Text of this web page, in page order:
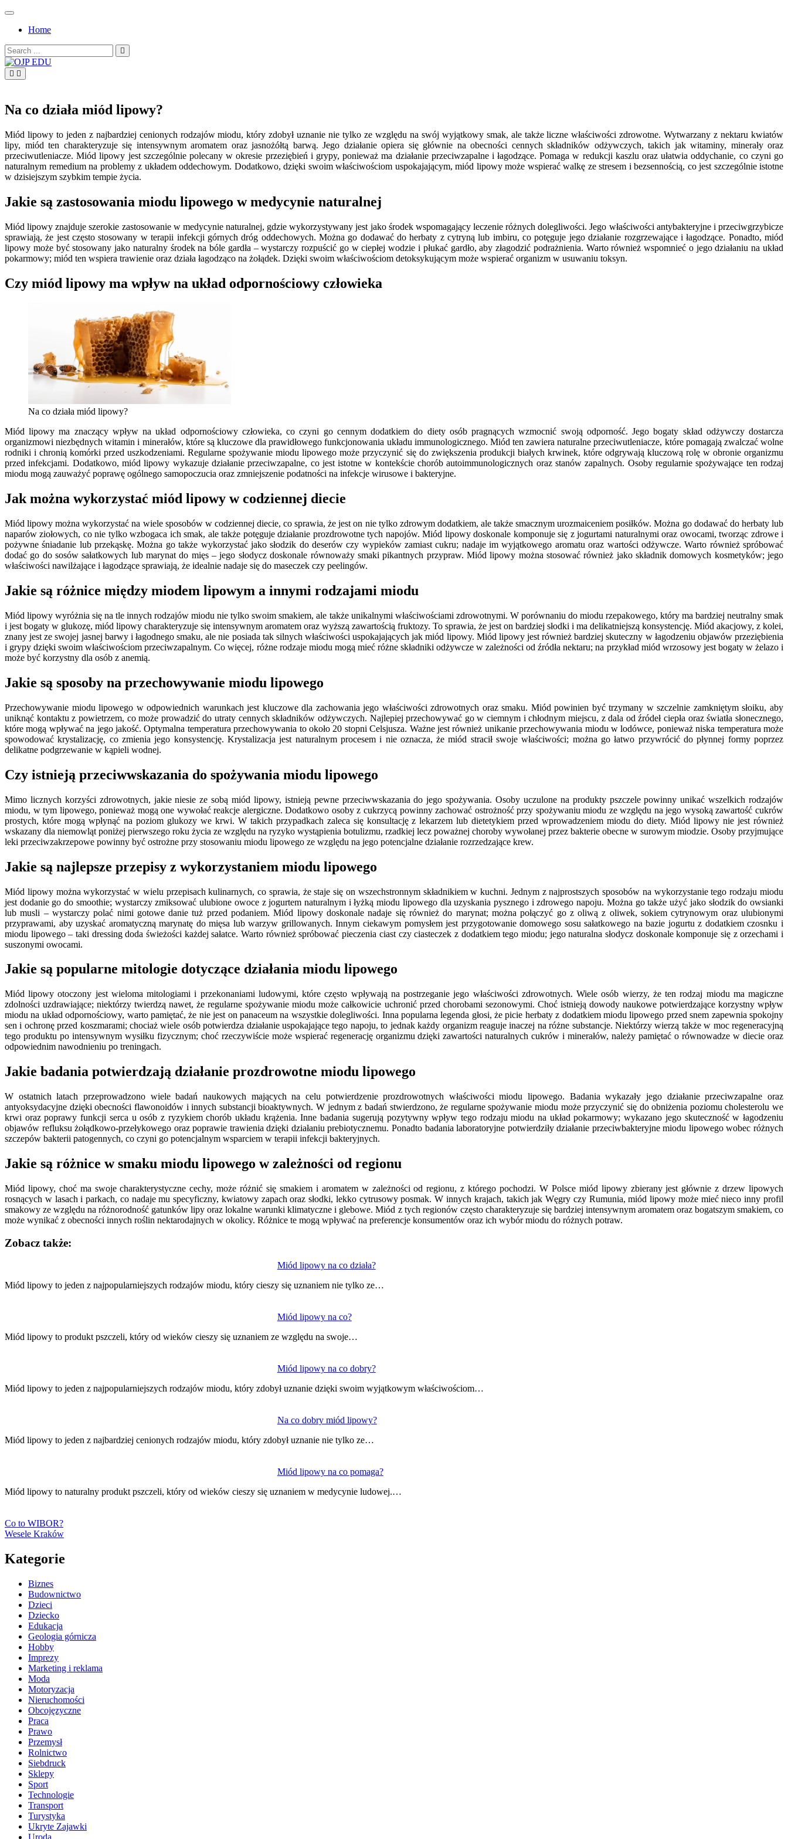
Skip
contentHome
Search
for:
Na co działa miód lipowy?
Miód lipowy to jeden z najbardziej cenionych rodzajów miodu, który zdobył uznanie nie tylko ze względu na swój wyjątkowy smak, ale także liczne właściwości zdrowotne. Wytwarzany z nektaru kwiatów
lipy, miód ten charakteryzuje się intensywnym aromatem oraz jasnożółtą barwą. Jego działanie opiera się głównie na obecności cennych składników odżywczych, takich jak witaminy, minerały oraz
przeciwutleniacze. Miód lipowy jest szczególnie polecany w okresie przeziębień i grypy, ponieważ ma działanie przeciwzapalne i łagodzące. Pomaga w redukcji kaszlu oraz ułatwia oddychanie, co czyni go
naturalnym remedium na problemy z układem oddechowym. Dodatkowo, dzięki swoim właściwościom uspokajającym, miód lipowy może wspierać walkę ze stresem i bezsennością, co jest szczególnie istotne
w dzisiejszym szybkim tempie życia.
Jakie są zastosowania miodu lipowego w medycynie naturalnej
Miód lipowy znajduje szerokie zastosowanie w medycynie naturalnej, gdzie wykorzystywany jest jako środek wspomagający leczenie różnych dolegliwości. Jego właściwości antybakteryjne i przeciwgrzybicze
sprawiają, że jest często stosowany w terapii infekcji górnych dróg oddechowych. Można go dodawać do herbaty z cytryną lub imbiru, co potęguje jego działanie rozgrzewające i łagodzące. Ponadto, miód
lipowy może być stosowany jako naturalny środek na bóle gardła – wystarczy rozpuścić go w ciepłej wodzie i płukać gardło, aby złagodzić podrażnienia. Warto również wspomnieć o jego działaniu na układ
pokarmowy; miód ten wspiera trawienie oraz działa łagodząco na żołądek. Dzięki swoim właściwościom detoksykującym może wspierać organizm w usuwaniu toksyn.
Czy miód lipowy ma wpływ na układ odpornościowy człowieka
Na co działa miód lipowy?
Miód lipowy ma znaczący wpływ na układ odpornościowy człowieka, co czyni go cennym dodatkiem do diety osób pragnących wzmocnić swoją odporność. Jego bogaty skład odżywczy dostarcza
organizmowi niezbędnych witamin i minerałów, które są kluczowe dla prawidłowego funkcjonowania układu immunologicznego. Miód ten zawiera naturalne przeciwutleniacze, które pomagają zwalczać wolne
rodniki i chronią komórki przed uszkodzeniami. Regularne spożywanie miodu lipowego może przyczynić się do zwiększenia produkcji białych krwinek, które odgrywają kluczową rolę w obronie organizmu
przed infekcjami. Dodatkowo, miód lipowy wykazuje działanie przeciwzapalne, co jest istotne w kontekście chorób autoimmunologicznych oraz stanów zapalnych. Osoby regularnie spożywające ten rodzaj
miodu mogą zauważyć poprawę ogólnego samopoczucia oraz zmniejszenie podatności na infekcje wirusowe i bakteryjne.
Jak można wykorzystać miód lipowy w codziennej diecie
Miód lipowy można wykorzystać na wiele sposobów w codziennej diecie, co sprawia, że jest on nie tylko zdrowym dodatkiem, ale także smacznym urozmaiceniem posiłków. Można go dodawać do herbaty lub
naparów ziołowych, co nie tylko wzbogaca ich smak, ale także potęguje działanie prozdrowotne tych napojów. Miód lipowy doskonale komponuje się z jogurtami naturalnymi oraz owocami, tworząc zdrowe i
pożywne śniadanie lub przekąskę. Można go także wykorzystać jako słodzik do deserów czy wypieków zamiast cukru; nadaje im wyjątkowego aromatu oraz wartości odżywcze. Warto również spróbować
dodać go do sosów sałatkowych lub marynat do mięs – jego słodycz doskonale równoważy smaki pikantnych przypraw. Miód lipowy można stosować również jako składnik domowych kosmetyków; jego
właściwości nawilżające i łagodzące sprawiają, że idealnie nadaje się do maseczek czy peelingów.
Jakie są różnice między miodem lipowym a innymi rodzajami miodu
Miód lipowy wyróżnia się na tle innych rodzajów miodu nie tylko swoim smakiem, ale także unikalnymi właściwościami zdrowotnymi. W porównaniu do miodu rzepakowego, który ma bardziej neutralny smak
i jest bogaty w glukozę, miód lipowy charakteryzuje się intensywnym aromatem oraz wyższą zawartością fruktozy. To sprawia, że jest on bardziej słodki i ma delikatniejszą konsystencję. Miód akacjowy, z kolei,
znany jest ze swojej jasnej barwy i łagodnego smaku, ale nie posiada tak silnych właściwości uspokajających jak miód lipowy. Miód lipowy jest również bardziej skuteczny w łagodzeniu objawów przeziębienia
i grypy dzięki swoim właściwościom przeciwzapalnym. Co więcej, różne rodzaje miodu mogą mieć różne składniki odżywcze w zależności od źródła nektaru; na przykład miód wrzosowy jest bogaty w żelazo i
może być korzystny dla osób z anemią.
Jakie są sposoby na przechowywanie miodu lipowego
Przechowywanie miodu lipowego w odpowiednich warunkach jest kluczowe dla zachowania jego właściwości zdrowotnych oraz smaku. Miód powinien być trzymany w szczelnie zamkniętym słoiku, aby
uniknąć kontaktu z powietrzem, co może prowadzić do utraty cennych składników odżywczych. Najlepiej przechowywać go w ciemnym i chłodnym miejscu, z dala od źródeł ciepła oraz światła słonecznego,
które mogą wpływać na jego jakość. Optymalna temperatura przechowywania to około 20 stopni Celsjusza. Ważne jest również unikanie przechowywania miodu w lodówce, ponieważ niska temperatura może
spowodować krystalizację, co zmienia jego konsystencję. Krystalizacja jest naturalnym procesem i nie oznacza, że miód stracił swoje właściwości; można go łatwo przywrócić do płynnej formy poprzez
delikatne podgrzewanie w kąpieli wodnej.
Czy istnieją przeciwwskazania do spożywania miodu lipowego
Mimo licznych korzyści zdrowotnych, jakie niesie ze sobą miód lipowy, istnieją pewne przeciwwskazania do jego spożywania. Osoby uczulone na produkty pszczele powinny unikać wszelkich rodzajów
miodu, w tym lipowego, ponieważ mogą one wywołać reakcje alergiczne. Dodatkowo osoby z cukrzycą powinny zachować ostrożność przy spożywaniu miodu ze względu na jego wysoką zawartość cukrów
prostych, które mogą wpłynąć na poziom glukozy we krwi. W takich przypadkach zaleca się konsultację z lekarzem lub dietetykiem przed wprowadzeniem miodu do diety. Miód lipowy nie jest również
wskazany dla niemowląt poniżej pierwszego roku życia ze względu na ryzyko wystąpienia botulizmu, rzadkiej lecz poważnej choroby wywołanej przez bakterie obecne w surowym miodzie. Osoby przyjmujące
leki przeciwzakrzepowe powinny być ostrożne przy stosowaniu miodu lipowego ze względu na jego potencjalne działanie rozrzedzające krew.
Jakie są najlepsze przepisy z wykorzystaniem miodu lipowego
Miód lipowy można wykorzystać w wielu przepisach kulinarnych, co sprawia, że staje się on wszechstronnym składnikiem w kuchni. Jednym z najprostszych sposobów na wykorzystanie tego rodzaju miodu
jest dodanie go do smoothie; wystarczy zmiksować ulubione owoce z jogurtem naturalnym i łyżką miodu lipowego dla uzyskania pysznego i zdrowego napoju. Można go także użyć jako słodzik do owsianki
lub musli – wystarczy polać nimi gotowe danie tuż przed podaniem. Miód lipowy doskonale nadaje się również do marynat; można połączyć go z oliwą z oliwek, sokiem cytrynowym oraz ulubionymi
przyprawami, aby uzyskać aromatyczną marynatę do mięsa lub warzyw grillowanych. Innym ciekawym pomysłem jest przygotowanie domowego sosu sałatkowego na bazie jogurtu z dodatkiem czosnku i
miodu lipowego – taki dressing doda świeżości każdej sałatce. Warto również spróbować pieczenia ciast czy ciasteczek z dodatkiem tego miodu; jego naturalna słodycz doskonale komponuje się z orzechami i
suszonymi owocami.
Jakie są popularne mitologie dotyczące działania miodu lipowego
Miód lipowy otoczony jest wieloma mitologiami i przekonaniami ludowymi, które często wpływają na postrzeganie jego właściwości zdrowotnych. Wiele osób wierzy, że ten rodzaj miodu ma magiczne
zdolności uzdrawiające; niektórzy twierdzą nawet, że regularne spożywanie miodu może całkowicie uchronić przed chorobami sezonowymi. Choć istnieją dowody naukowe potwierdzające korzystny wpływ
miodu na układ odpornościowy, warto pamiętać, że nie jest on panaceum na wszystkie dolegliwości. Inna popularna legenda głosi, że picie herbaty z dodatkiem miodu lipowego przed snem zapewnia spokojny
sen i ochronę przed koszmarami; chociaż wiele osób potwierdza działanie uspokajające tego napoju, to jednak każdy organizm reaguje inaczej na różne substancje. Niektórzy wierzą także w moc regeneracyjną
tego produktu po intensywnym wysiłku fizycznym; choć rzeczywiście może wspierać regenerację organizmu dzięki zawartości naturalnych cukrów i minerałów, należy pamiętać o równowadze w diecie oraz
odpowiednim nawodnieniu po treningach.
Jakie badania potwierdzają działanie prozdrowotne miodu lipowego
W ostatnich latach przeprowadzono wiele badań naukowych mających na celu potwierdzenie prozdrowotnych właściwości miodu lipowego. Badania wykazały jego działanie przeciwzapalne oraz
antyoksydacyjne dzięki obecności flawonoidów i innych substancji bioaktywnych. W jednym z badań stwierdzono, że regularne spożywanie miodu może przyczynić się do obniżenia poziomu cholesterolu we
krwi oraz poprawy funkcji serca u osób z ryzykiem chorób układu krążenia. Inne badania sugerują pozytywny wpływ tego rodzaju miodu na układ pokarmowy; wykazano jego skuteczność w łagodzeniu
objawów refluksu żołądkowo-przełykowego oraz poprawie trawienia dzięki działaniu prebiotycznemu. Ponadto badania laboratoryjne potwierdziły działanie przeciwbakteryjne miodu lipowego wobec różnych
szczepów bakterii patogennych, co czyni go potencjalnym wsparciem w terapii infekcji bakteryjnych.
Jakie są różnice w smaku miodu lipowego w zależności od regionu
Miód lipowy, choć ma swoje charakterystyczne cechy, może różnić się smakiem i aromatem w zależności od regionu, z którego pochodzi. W Polsce miód lipowy zbierany jest głównie z drzew lipowych
rosnących w lasach i parkach, co nadaje mu specyficzny, kwiatowy zapach oraz słodki, lekko cytrusowy posmak. W innych krajach, takich jak Węgry czy Rumunia, miód lipowy może mieć nieco inny profil
smakowy ze względu na różnorodność gatunków lipy oraz lokalne warunki klimatyczne i glebowe. Miód z tych regionów często charakteryzuje się bardziej intensywnym aromatem oraz bogatszym smakiem, co
może wynikać z obecności innych roślin nektarodajnych w okolicy. Różnice te mogą wpływać na preferencje konsumentów oraz ich wybór miodu do różnych potraw.
Zobacz także:
Miód lipowy na co działa?
Miód lipowy to jeden z najpopularniejszych rodzajów miodu, który cieszy się uznaniem nie tylko ze…
Miód lipowy na co?
Miód lipowy to produkt pszczeli, który od wieków cieszy się uznaniem ze względu na swoje…
Miód lipowy na co dobry?
Miód lipowy to jeden z najpopularniejszych rodzajów miodu, który zdobył uznanie dzięki swoim wyjątkowym właściwościom…
Na co dobry miód lipowy?
Miód lipowy to jeden z najbardziej cenionych rodzajów miodu, który zdobył uznanie nie tylko ze…
Miód lipowy na co pomaga?
Miód lipowy to naturalny produkt pszczeli, który od wieków cieszy się uznaniem w medycynie ludowej.…
wpisu
Co to WIBOR?
Wesele Kraków
Kategorie
Biznes
Budownictwo
Dzieci
Dziecko
Edukacja
Geologia górnicza
Hobby
Imprezy
Marketing i reklama
Moda
Motoryzacja
Nieruchomości
Obcojęzyczne
Praca
Prawo
Przemysł
Rolnictwo
Siebdruck
Sklepy
Sport
Technologie
Transport
Turystyka
Ukryte Zajawki